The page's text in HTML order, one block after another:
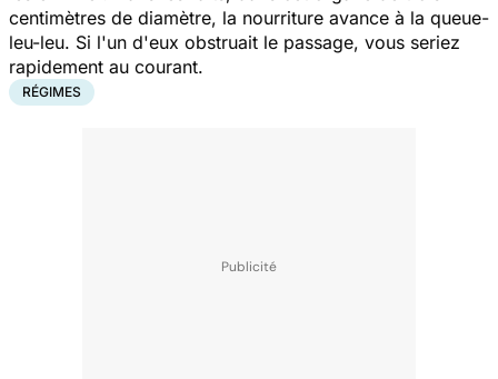
centimètres de diamètre, la nourriture avance à la queue-
leu-leu. Si l'un d'eux obstruait le passage, vous seriez
rapidement au courant.
RÉGIMES